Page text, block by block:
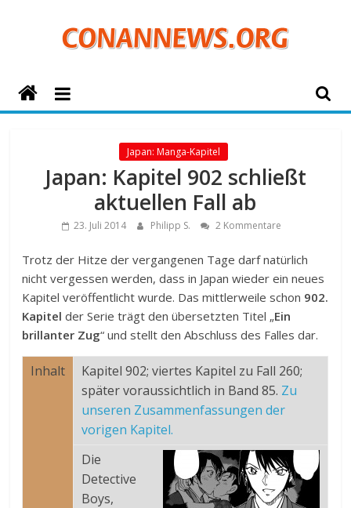
ConanNews.org
Japan: Manga-Kapitel
Japan: Kapitel 902 schließt
aktuellen Fall ab
23. Juli 2014 Philipp S. 2 Kommentare
Trotz der Hitze der vergangenen Tage darf natürlich
nicht vergessen werden, dass in Japan wieder ein neues
Kapitel veröffentlicht wurde. Das mittlerweile schon 902.
Kapitel der Serie trägt den übersetzten Titel „Ein
brillanter Zug“ und stellt den Abschluss des Falles dar.
Inhalt
Kapitel 902; viertes Kapitel zu Fall 260;
später voraussichtlich in Band 85. Zu
unseren Zusammenfassungen der
vorigen Kapitel.
Die
Detective
Boys,